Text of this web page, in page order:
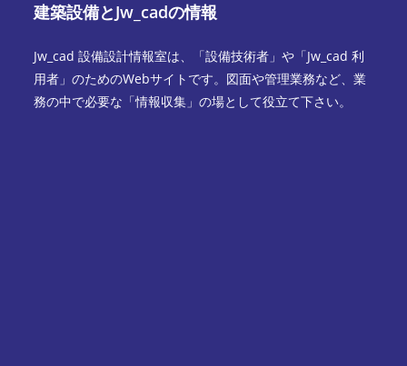
建築設備とJw_cadの情報
Jw_cad 設備設計情報室は、「設備技術者」や「Jw_cad 利
用者」のためのWebサイトです。図面や管理業務など、業
務の中で必要な「情報収集」の場として役立て下さい。